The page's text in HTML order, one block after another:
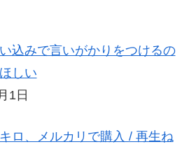
込みで言いがかりをつけるの
しい
1日
ロ、メルカリで購入 / 再生ね